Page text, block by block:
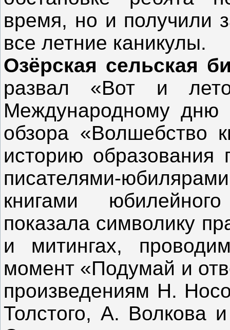
время, но и получили
все летние каникулы.
Озёрская сельская
развал «Вот и
Международному
обзора «Волшебство
историю образования
писателями-
книгами
показала символику
и митингах,
момент «Подумай и
произведениям Н.
Толстого, А. Волкова